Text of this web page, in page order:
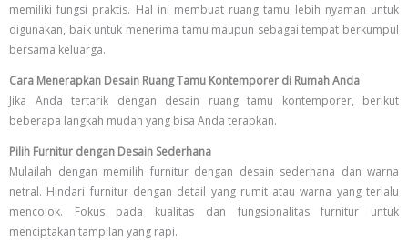
memiliki fungsi praktis. Hal ini membuat ruang tamu lebih nyaman untuk
digunakan, baik untuk menerima tamu maupun sebagai tempat berkumpul
bersama keluarga.
Cara Menerapkan Desain Ruang Tamu Kontemporer di Rumah Anda
Jika Anda tertarik dengan desain ruang tamu kontemporer, berikut
beberapa langkah mudah yang bisa Anda terapkan.
Pilih Furnitur dengan Desain Sederhana
Mulailah dengan memilih furnitur dengan desain sederhana dan warna
netral. Hindari furnitur dengan detail yang rumit atau warna yang terlalu
mencolok. Fokus pada kualitas dan fungsionalitas furnitur untuk
menciptakan tampilan yang rapi.